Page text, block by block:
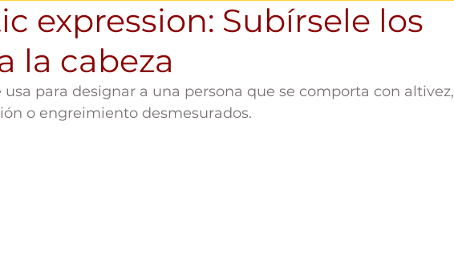
Word/Saying of the Week
expression: Subírsele los
la cabeza
usa para designar a una persona que se comporta con altivez,
o engreimiento desmesurados.